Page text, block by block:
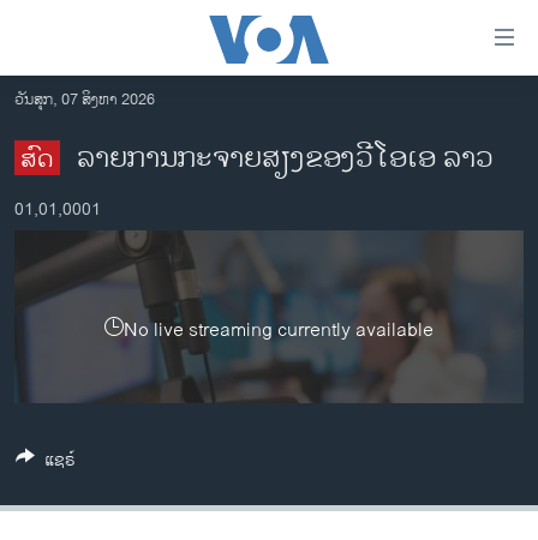
ເຂົ້າ
ຫາ
ຂ້າມ
ຂ້າມ
ຂ້າມ
ຊອກ
ລາວ
ອາເມຣິກາ
ການເລືອກຕັ້ງ ປະທານາທີບໍດີ ສະຫະລັດ 2024
ຂ່າວ​ຈີນ
ຊີວິດຊາວລາວ
ຊຸມຊົນຊາວລາວ
ວັນສຸກ, 07 ສິງຫາ 2026
ສົດ ລາຍການກະຈາຍສຽງຂອງວີໂອເອ ລາວ
01,01,0001
No live streaming currently available
ແຊຣ໌